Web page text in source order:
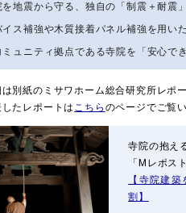
を地震から守る、独自の「制震＋耐震
イス補強や木質接着パネル補強を用い
ミュニティ拠点である寺院を「安心で
は別紙のミサワホーム総合研究所レポ
たレポートは こちら のページでご覧
寺院の抱え
「Mレポス
【寺院建
割】